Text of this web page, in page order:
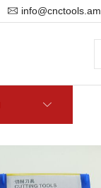
info@cnctools.am